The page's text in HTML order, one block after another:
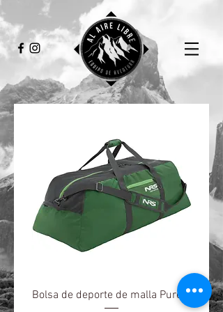
Bolsa de deporte de malla Purest